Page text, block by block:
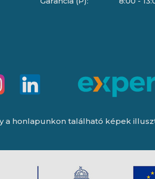
honlapunkon található képek